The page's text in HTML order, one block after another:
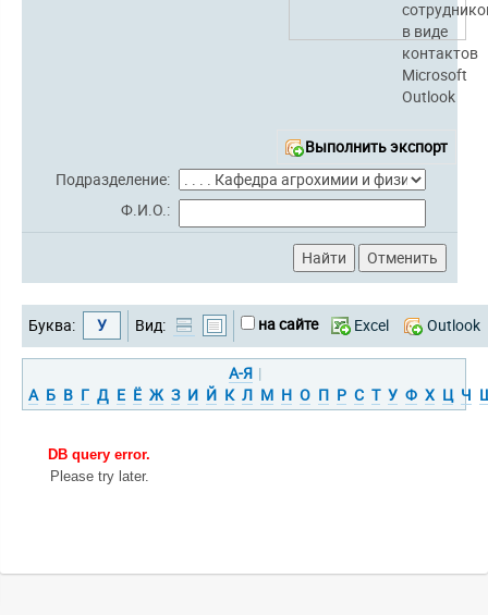
в виде
контактов
Microsoft
Outlook
Выполнить экспорт
Подразделение:
Ф.И.О.:
Буква: У Вид: на сайте Excel Outlook
А-Я |
А Б В Г Д Е Ё Ж З И Й К Л М Н О П Р С Т У Ф Х Ц Ч
DB query error.
Please try later.